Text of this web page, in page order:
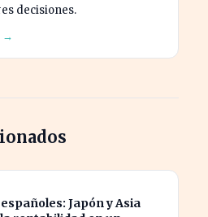
decisiones.
→
Japón y Asia